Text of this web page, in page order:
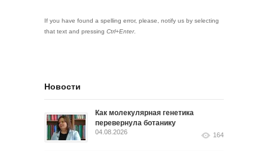
If you have found a spelling error, please, notify us by selecting
that text and pressing Ctrl+Enter.
Новости
Как молекулярная генетика
перевернула ботанику
04.08.2026 164